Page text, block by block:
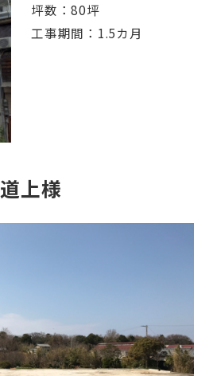
坪数：80坪
工事期間：1.5カ月
道上様